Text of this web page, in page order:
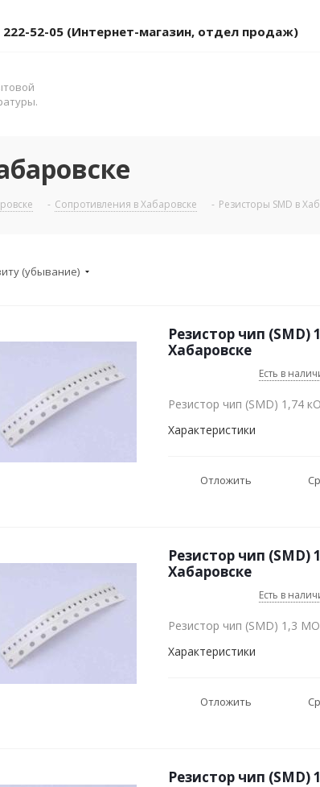
222-52-05 (Интернет-магазин, отдел продаж)
- Сопротивления в Хабаровске - Резисторы SMD в
(убывание)
Резистор чип (SMD)
Хабаровске
Есть в
Резистор чип (SMD) 1,74
Характеристики
Отложить
Резистор чип (SMD)
Хабаровске
Есть в
Резистор чип (SMD) 1,3
Характеристики
Отложить
Резистор чип (SMD)